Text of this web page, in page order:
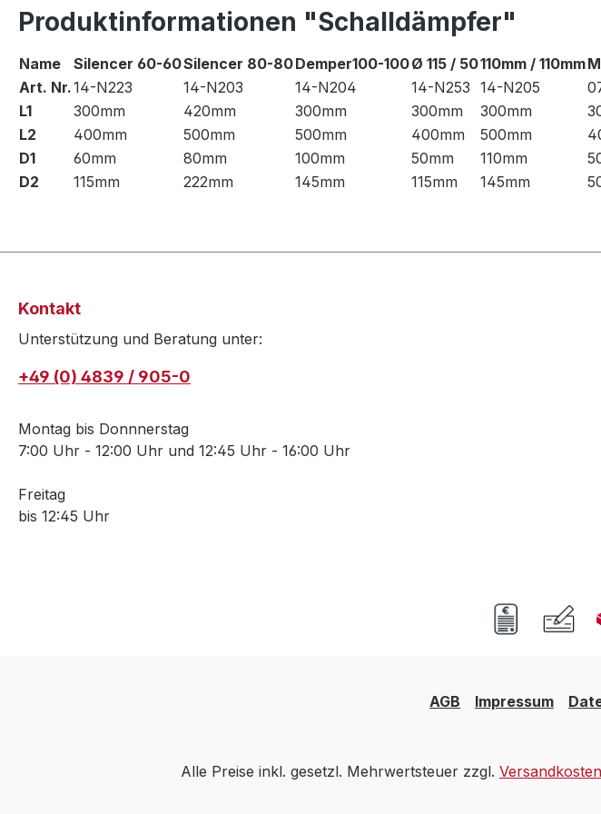
Produktinformationen "Schalldämpfer"
Name Silencer 60-60Silencer 80-80Demper100-100Ø 115 / 50110mm / 110mm
Art. Nr.14-N223 14-N203 14-N204 14-N253 14-N205
L1
300mm 420mm 300mm 300mm 300mm
L2
400mm 500mm 500mm 400mm 500mm
D1
60mm 80mm 100mm 50mm 110mm
D2
115mm 222mm 145mm 115mm 145mm
Kontakt
Unterstützung und Beratung unter:
+49 (0) 4839 / 905-0
Montag bis Donnnerstag
7:00 Uhr - 12:00 Uhr und 12:45 Uhr - 16:00 Uhr
Freitag
bis 12:45 Uhr
AGB Impressum
Alle Preise inkl. gesetzl. Mehrwertsteuer zzgl. Versandkosten